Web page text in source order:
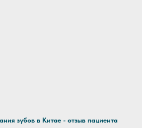
зубов в Китае - отзыв пациента